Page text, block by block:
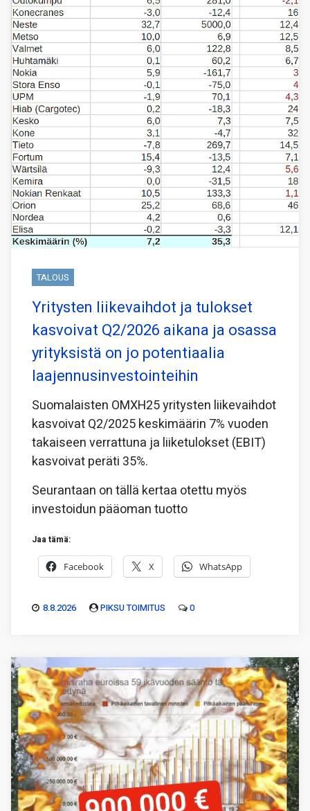
TALOUS
Yritysten liikevaihdot ja tulokset
kasvoivat Q2/2026 aikana ja osassa
yrityksistä on jo potentiaalia
laajennusinvestointeihin
Suomalaisten OMXH25 yritysten liikevaihdot
kasvoivat Q2/2025 keskimäärin 7% vuoden
takaiseen verrattuna ja liiketulokset (EBIT)
kasvoivat peräti 35%.
Seurantaan on tällä kertaa otettu myös
investoidun pääoman tuotto
Jaa tämä:
Facebook X WhatsApp
8.8.2026 PIKSU TOIMITUS 0